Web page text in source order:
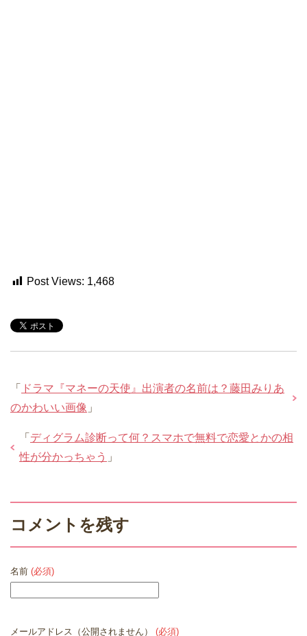
Post Views: 1,468
「
ドラマ『マネーの天使』出演者の名前は？藤田みりあ
のかわいい画像 」
「 ディグラム診断って何？スマホで無料で恋愛とかの相
性が分かっちゃう 」
コメントを残す
名前 (必須)
メールアドレス（公開されません） (必須)